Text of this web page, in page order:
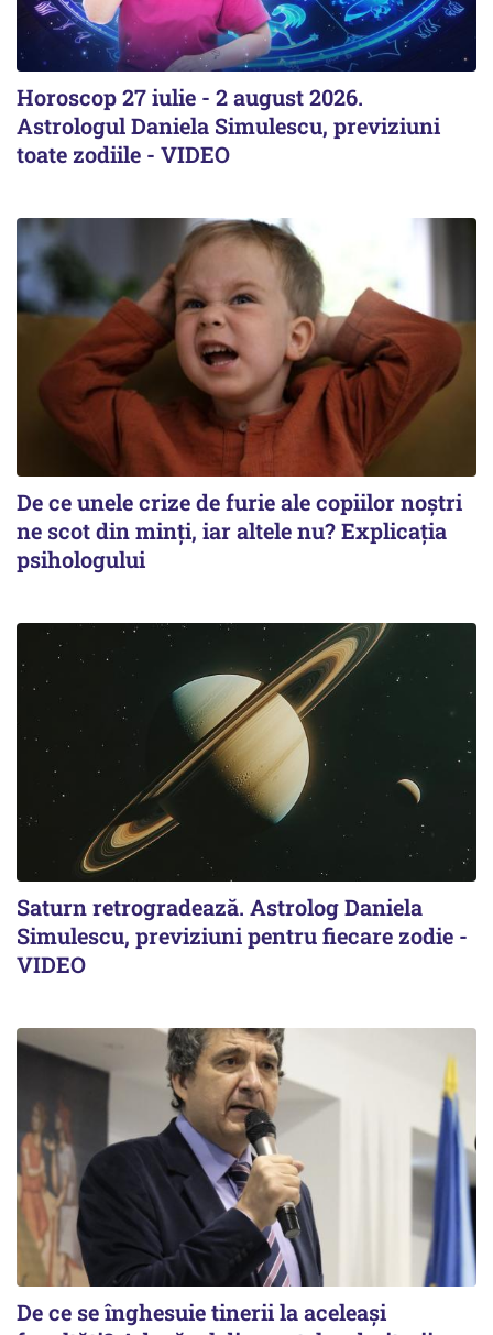
Horoscop 27 iulie - 2 august 2026.
Astrologul Daniela Simulescu, previziuni
toate zodiile - VIDEO
De ce unele crize de furie ale copiilor noștri
ne scot din minți, iar altele nu? Explicația
psihologului
Saturn retrogradează. Astrolog Daniela
Simulescu, previziuni pentru fiecare zodie -
VIDEO
De ce se înghesuie tinerii la aceleași